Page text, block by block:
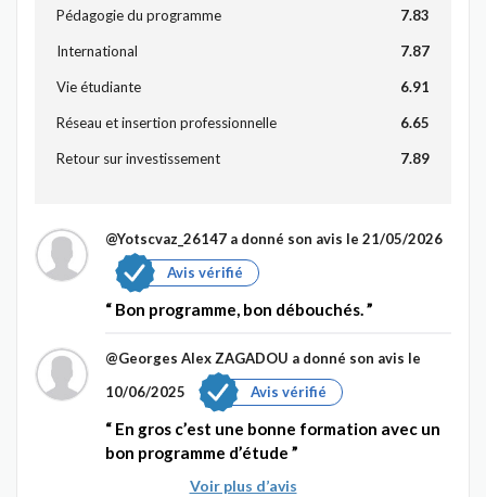
Pédagogie du programme 7.83
International 7.87
Vie étudiante 6.91
Réseau et insertion professionnelle 6.65
Retour sur investissement 7.89
@Yotscvaz_26147 a donné son avis le 21/05/2026
Avis vérifié
Bon programme, bon débouchés.
@Georges Alex ZAGADOU a donné son avis le
10/06/2025
Avis vérifié
En gros c’est une bonne formation avec un
bon programme d’étude
Voir plus d’avis